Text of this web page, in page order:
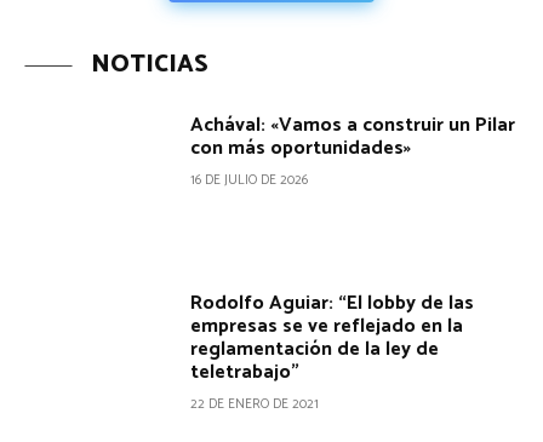
NOTICIAS
Achával: «Vamos a construir un Pilar
con más oportunidades»
16 DE JULIO DE 2026
Rodolfo Aguiar: “El lobby de las
empresas se ve reflejado en la
reglamentación de la ley de
teletrabajo”
22 DE ENERO DE 2021